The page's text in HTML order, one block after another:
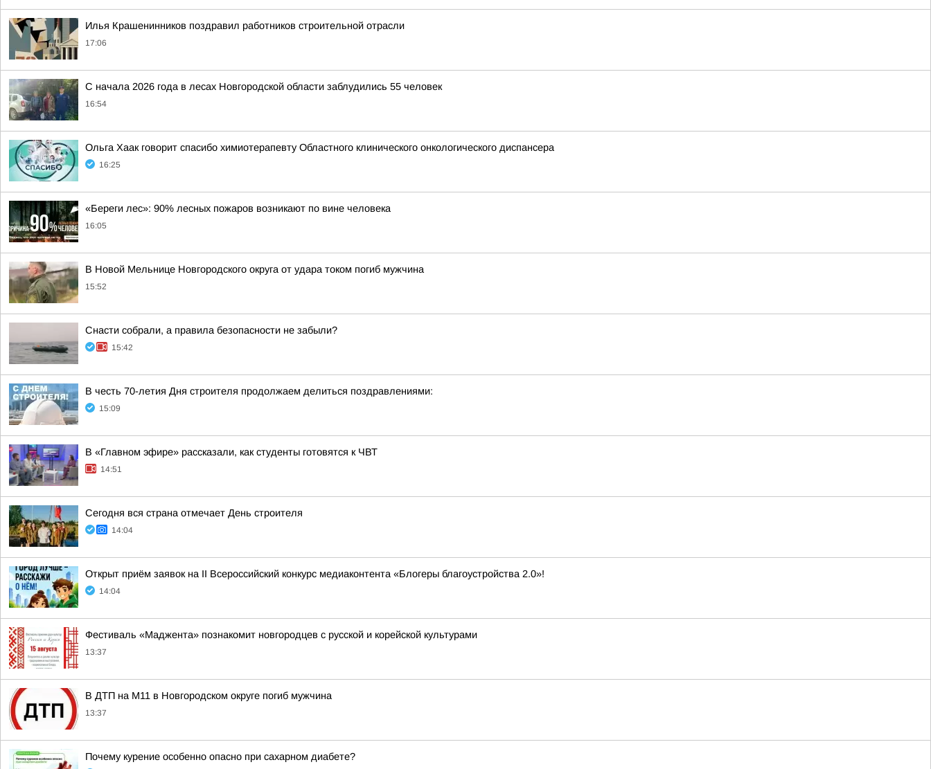
Илья Крашенинников поздравил работников строительной отрасли
17:06
С начала 2026 года в лесах Новгородской области заблудились 55 человек
16:54
Ольга Хаак говорит спасибо химиотерапевту Областного клинического онкологического диспансера
16:25
«Береги лес»: 90% лесных пожаров возникают по вине человека
16:05
В Новой Мельнице Новгородского округа от удара током погиб мужчина
15:52
Снасти собрали, а правила безопасности не забыли?
15:42
В честь 70-летия Дня строителя продолжаем делиться поздравлениями:
15:09
В «Главном эфире» рассказали, как студенты готовятся к ЧВТ
14:51
Сегодня вся страна отмечает День строителя
14:04
Открыт приём заявок на II Всероссийский конкурс медиаконтента «Блогеры благоустройства 2.0»!
14:04
Фестиваль «Маджента» познакомит новгородцев с русской и корейской культурами
13:37
В ДТП на М11 в Новгородском округе погиб мужчина
13:37
Почему курение особенно опасно при сахарном диабете?